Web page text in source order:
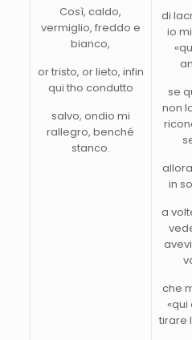
Così, caldo,
vermiglio, freddo e
bianco,
or tristo, or lieto, infin
qui tho condutto
salvo, ondio mi
rallegro, benché
stanco.
di
io
se
non
in
a
che
tirare